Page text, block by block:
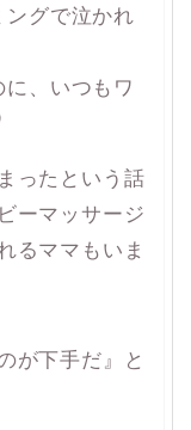
グで泣かれ
、いつもワ
ったという話
ーマッサージ
るママもいま
が下手だ』と